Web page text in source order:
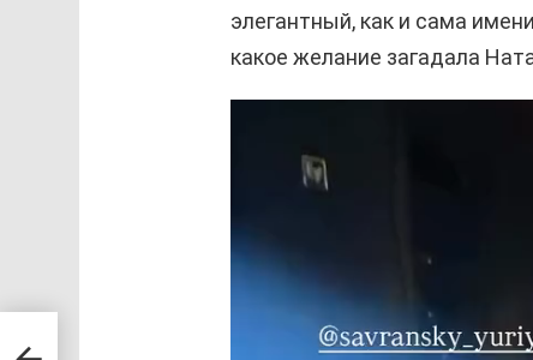
элегантный, как и сама
какое желание загадала
о